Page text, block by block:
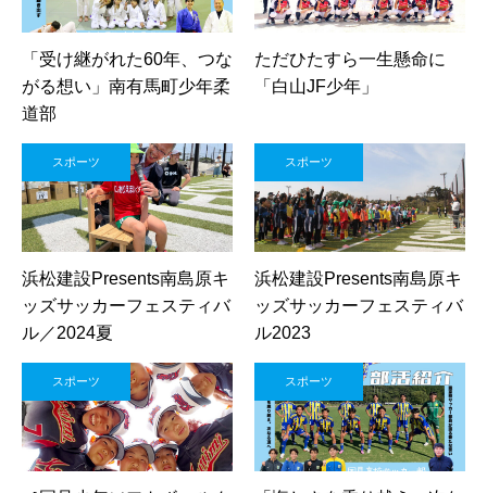
「受け継がれた60年、つな
がる想い」南有馬町少年柔
道部
ただひたすら一生懸命に
「白山JF少年」
スポーツ
浜松建設Presents南島原キ
ッズサッカーフェスティバ
ル／2024夏
スポーツ
浜松建設Presents南島原キ
ッズサッカーフェスティバ
ル2023
スポーツ スポーツ